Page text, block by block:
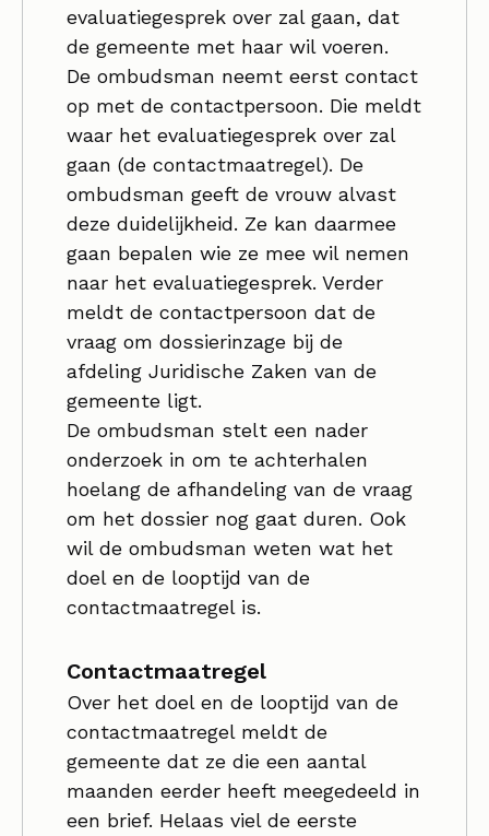
evaluatiegesprek over zal gaan, dat
de gemeente met haar wil voeren.
De ombudsman neemt eerst contact
op met de contactpersoon. Die meldt
waar het evaluatiegesprek over zal
gaan (de contactmaatregel). De
ombudsman geeft de vrouw alvast
deze duidelijkheid. Ze kan daarmee
gaan bepalen wie ze mee wil nemen
naar het evaluatiegesprek. Verder
meldt de contactpersoon dat de
vraag om dossierinzage bij de
afdeling Juridische Zaken van de
gemeente ligt.
De ombudsman stelt een nader
onderzoek in om te achterhalen
hoelang de afhandeling van de vraag
om het dossier nog gaat duren. Ook
wil de ombudsman weten wat het
doel en de looptijd van de
contactmaatregel is.
Contactmaatregel
Over het doel en de looptijd van de
contactmaatregel meldt de
gemeente dat ze die een aantal
maanden eerder heeft meegedeeld in
een brief. Helaas viel de eerste